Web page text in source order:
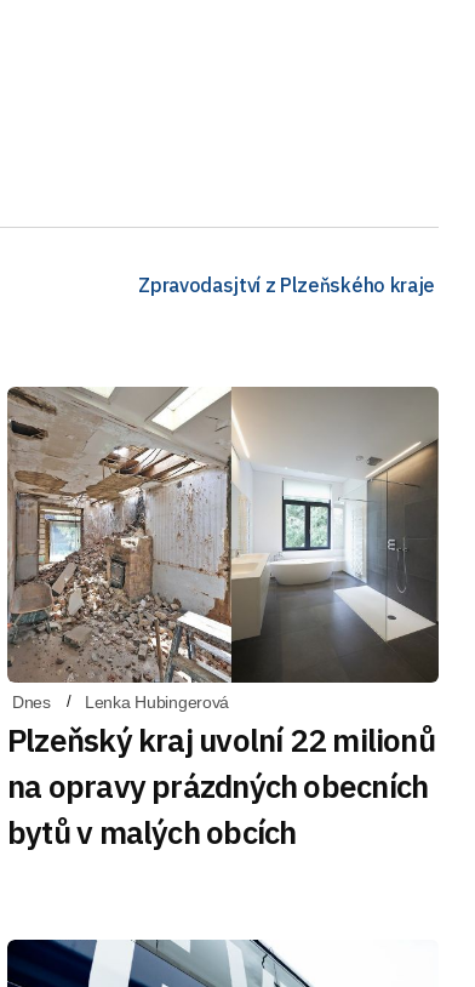
Zpravodasjtví z Plzeňského kraje
Dnes Lenka Hubingerová
Plzeňský kraj uvolní 22 milionů
na opravy prázdných obecních
bytů v malých obcích